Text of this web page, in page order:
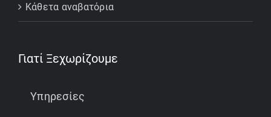
Κάθετα αναβατόρια
Γιατί Ξεχωρίζουμε
Υπηρεσίες